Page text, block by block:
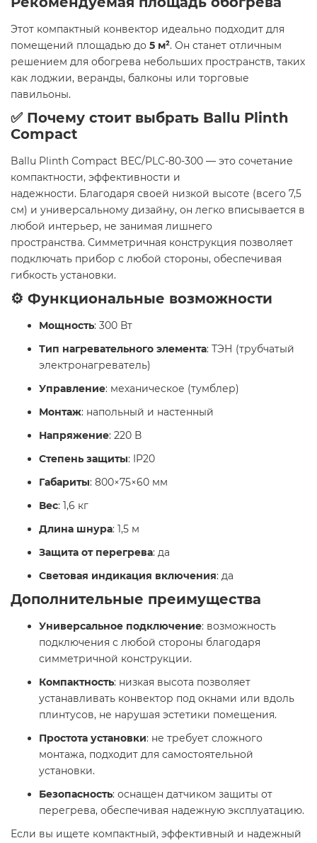
Этот компактный конвектор идеально подходит для
помещений площадью до 5 м². Он станет отличным
решением для обогрева небольших пространств, таких
как лоджии, веранды, балконы или торговые
павильоны. ​
✅ Почему стоит выбрать Ballu Plinth
Compact
Ballu Plinth Compact BEC/PLC-80-300 — это сочетание
компактности, эффективности и
надежности. Благодаря своей низкой высоте (всего 7,5
см) и универсальному дизайну, он легко вписывается в
любой интерьер, не занимая лишнего
пространства. Симметричная конструкция позволяет
подключать прибор с любой стороны, обеспечивая
гибкость установки. ​
⚙️ Функциональные возможности
Мощность: 300 Вт
Тип нагревательного элемента: ТЭН (трубчатый
электронагреватель)
Управление: механическое (тумблер)
Монтаж: напольный и настенный
Напряжение: 220 В
Степень защиты: IP20
Габариты: 800×75×60 мм
Вес: 1,6 кг
Длина шнура: 1,5 м
Защита от перегрева: да
Световая индикация включения: да​
Дополнительные преимущества
Универсальное подключение: возможность
подключения с любой стороны благодаря
симметричной конструкции.
Компактность: низкая высота позволяет
устанавливать конвектор под окнами или вдоль
плинтусов, не нарушая эстетики помещения.
Простота установки: не требует сложного
монтажа, подходит для самостоятельной
установки.
Безопасность: оснащен датчиком защиты от
перегрева, обеспечивая надежную эксплуатацию.​
Если вы ищете компактный, эффективный и надежный